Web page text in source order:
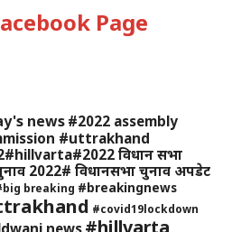
Page
news #2022 assembly
#uttrakhand
विधान सभा
2022# विधानसभा चुनाव अपडेट
breaking #breakingnews
#covid19lockdown
news #hillvarta